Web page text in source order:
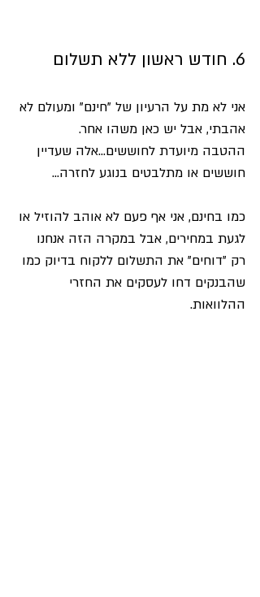
6. חודש ראשון ללא תשלום
אני לא מת על הרעיון של "חינם" ומעולם לא
אהבתי, אבל יש כאן משהו אחר.
ההטבה מיועדת לחוששים...אלה שעדיין
חוששים או מתלבטים בנוגע לחזרה...
כמו בחינם, אני אף פעם לא אוהב להוזיל או
לגעת במחירים, אבל במקרה הזה אנחנו
רק "דוחים" את התשלום ללקוח בדיוק כמו
שהבנקים דחו לעסקים את החזרי
ההלוואות.